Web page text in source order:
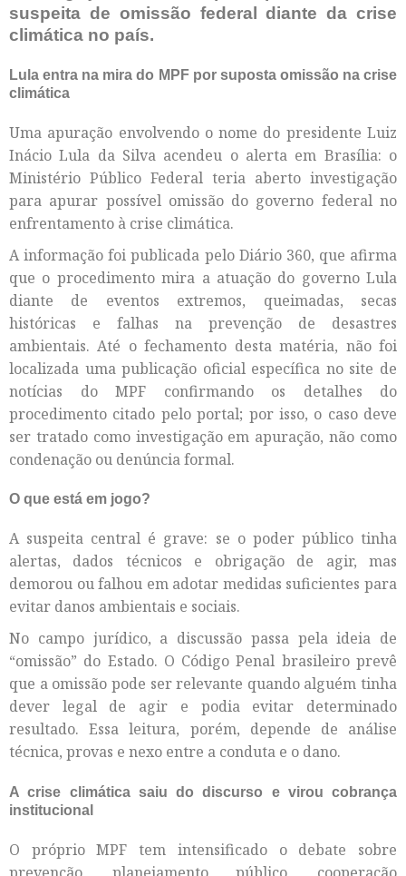
suspeita de omissão federal diante da crise
climática no país.
Lula entra na mira do MPF por suposta omissão na crise
climática
Uma apuração envolvendo o nome do presidente Luiz
Inácio Lula da Silva acendeu o alerta em Brasília: o
Ministério Público Federal teria aberto investigação
para apurar possível omissão do governo federal no
enfrentamento à crise climática.
A informação foi publicada pelo Diário 360, que afirma
que o procedimento mira a atuação do governo Lula
diante de eventos extremos, queimadas, secas
históricas e falhas na prevenção de desastres
ambientais. Até o fechamento desta matéria, não foi
localizada uma publicação oficial específica no site de
notícias do MPF confirmando os detalhes do
procedimento citado pelo portal; por isso, o caso deve
ser tratado como investigação em apuração, não como
condenação ou denúncia formal.
O que está em jogo?
A suspeita central é grave: se o poder público tinha
alertas, dados técnicos e obrigação de agir, mas
demorou ou falhou em adotar medidas suficientes para
evitar danos ambientais e sociais.
No campo jurídico, a discussão passa pela ideia de
“omissão” do Estado. O Código Penal brasileiro prevê
que a omissão pode ser relevante quando alguém tinha
dever legal de agir e podia evitar determinado
resultado. Essa leitura, porém, depende de análise
técnica, provas e nexo entre a conduta e o dano.
A crise climática saiu do discurso e virou cobrança
institucional
O próprio MPF tem intensificado o debate sobre